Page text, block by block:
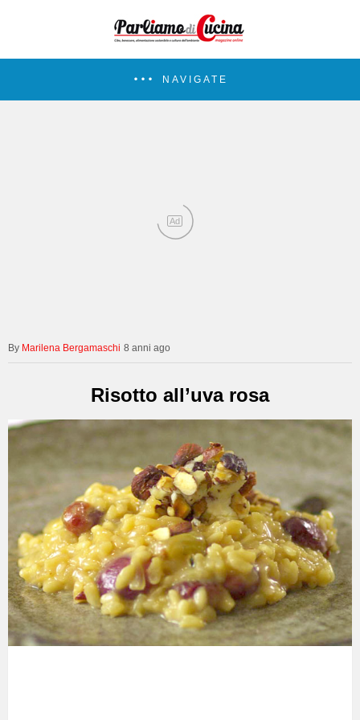
NAVIGATE
Ad
Marilena Bergamaschi 8 anni ago
Risotto all’uva rosa